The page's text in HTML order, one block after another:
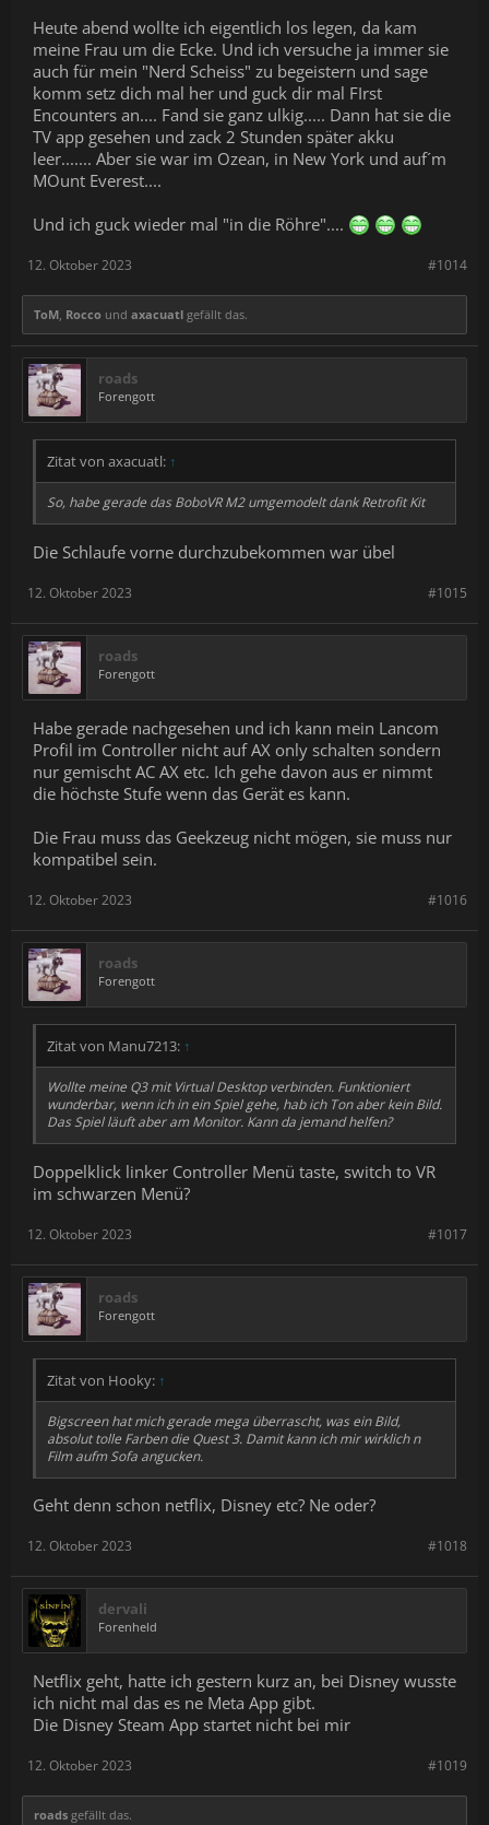
Heute abend wollte ich eigentlich los legen, da kam
meine Frau um die Ecke. Und ich versuche ja immer sie
auch für mein "Nerd Scheiss" zu begeistern und sage
komm setz dich mal her und guck dir mal FIrst
Encounters an.... Fand sie ganz ulkig..... Dann hat sie die
TV app gesehen und zack 2 Stunden später akku
leer....... Aber sie war im Ozean, in New York und auf´m
MOunt Everest....
Und ich guck wieder mal "in die Röhre"....
#1014
12. Oktober 2023
ToM, Rocco und axacuatl gefällt das.
roads
Forengott
Zitat von axacuatl: ↑
So, habe gerade das BoboVR M2 umgemodelt dank Retrofit Kit
Die Schlaufe vorne durchzubekommen war übel
#1015
12. Oktober 2023
roads
Forengott
Habe gerade nachgesehen und ich kann mein Lancom
Profil im Controller nicht auf AX only schalten sondern
nur gemischt AC AX etc. Ich gehe davon aus er nimmt
die höchste Stufe wenn das Gerät es kann.
Die Frau muss das Geekzeug nicht mögen, sie muss nur
kompatibel sein.
#1016
12. Oktober 2023
roads
Forengott
Zitat von Manu7213: ↑
Wollte meine Q3 mit Virtual Desktop verbinden. Funktioniert
wunderbar, wenn ich in ein Spiel gehe, hab ich Ton aber kein Bild.
Das Spiel läuft aber am Monitor. Kann da jemand helfen?
Doppelklick linker Controller Menü taste, switch to VR
im schwarzen Menü?
#1017
12. Oktober 2023
roads
Forengott
Zitat von Hooky: ↑
Bigscreen hat mich gerade mega überrascht, was ein Bild,
absolut tolle Farben die Quest 3. Damit kann ich mir wirklich n
Film aufm Sofa angucken.
Geht denn schon netflix, Disney etc? Ne oder?
#1018
12. Oktober 2023
dervali
Forenheld
Netflix geht, hatte ich gestern kurz an, bei Disney wusste
ich nicht mal das es ne Meta App gibt.
Die Disney Steam App startet nicht bei mir
#1019
12. Oktober 2023
roads gefällt das.